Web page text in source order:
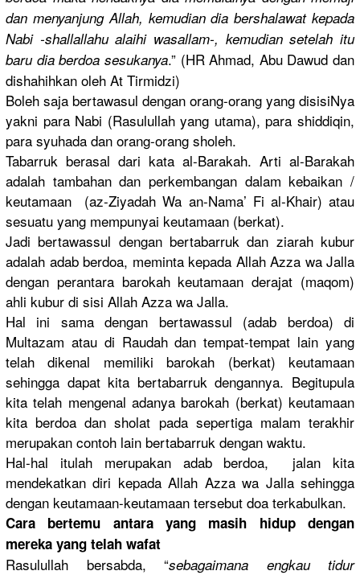
dan menyanjungAllah, kemudian dia bershalawat kepada
Nabi -shallallahu alaihi wasallam-, kemudian setelah itu
baru dia berdoa sesukanya.” (HR Ahmad, Abu Dawud dan
dishahihkan oleh At Tirmidzi)
Boleh saja bertawasul dengan orang-orang yang disisiNya
yakni para Nabi (Rasulullah yang utama), para shiddiqin,
para syuhada dan orang-orang sholeh.
Tabarruk berasal dari kata al-Barakah. Arti al-Barakah
adalah tambahan dan perkembangan dalam kebaikan /
keutamaan (az-Ziyadah Wa an-Nama’ Fi al-Khair) atau
sesuatu yang mempunyai keutamaan (berkat).
Jadi bertawassul dengan bertabarruk dan ziarah kubur
adalah adab berdoa, meminta kepada Allah Azza wa Jalla
dengan perantara barokah keutamaan derajat (maqom)
ahli kubur di sisi Allah Azza wa Jalla.
Hal ini sama dengan bertawassul (adab berdoa) di
Multazam atau di Raudah dan tempat-tempat lain yang
telah dikenal memiliki barokah (berkat) keutamaan
sehingga dapat kita bertabarruk dengannya. Begitupula
kita telah mengenal adanya barokah (berkat) keutamaan
kita berdoa dan sholat pada sepertiga malam terakhir
merupakan contoh lain bertabarruk dengan waktu.
Hal-hal itulah merupakan adab berdoa, jalan kita
mendekatkan diri kepada Allah Azza wa Jalla sehingga
dengan keutamaan-keutamaan tersebut doa terkabulkan.
Cara bertemu antara yang masih hidup dengan
mereka yang telah wafat
Rasulullah bersabda, “sebagaimana engkau tidur